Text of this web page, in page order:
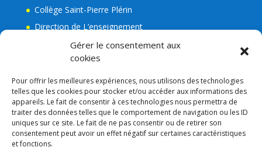
Gérer le consentement aux
cookies
Pour offrir les meilleures expériences, nous utilisons des technologies
telles que les cookies pour stocker et/ou accéder aux informations des
appareils. Le fait de consentir à ces technologies nous permettra de
traiter des données telles que le comportement de navigation ou les ID
uniques sur ce site. Le fait de ne pas consentir ou de retirer son
consentement peut avoir un effet négatif sur certaines caractéristiques
et fonctions.
Collège Saint-Pierre Plérin
Direction de L’enseignement
La Mairie de Plérin
Ecole Jean Leuduger Plérin
Facebook de l’Apel Notre-Dame
Lien admin
Mentions légales
RGPD
Consigne VIGIPIRAT